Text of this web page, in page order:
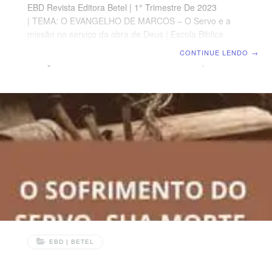
EBD Revista Editora Betel | 1° Trimestre De 2023
| TEMA: O EVANGELHO DE MARCOS – O Servo e a
missão no serviço da obra de Deus | Escola Biblica
inicia apresentando Jesus e Sua missão a finaliza com a
missão dada aos Seus discípulos. OBJETIVOS DA
LIÇÃO Explicar que a ordem do “Ide” continua
irreversível.Mostrar a importância da pregação do
CONTINUE LENDO →
EBD | BETEL